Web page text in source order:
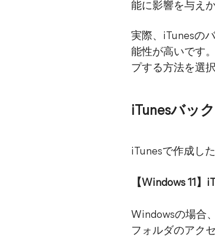
能に影響を与え
実際、iTunesの
能性が高いです
プする方法を選
iTunesバッ
iTunesで作成し
【Windows 11
Windowsの場合
フォルダのアク